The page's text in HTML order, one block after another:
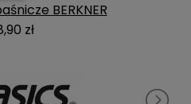
BERKNER
zł